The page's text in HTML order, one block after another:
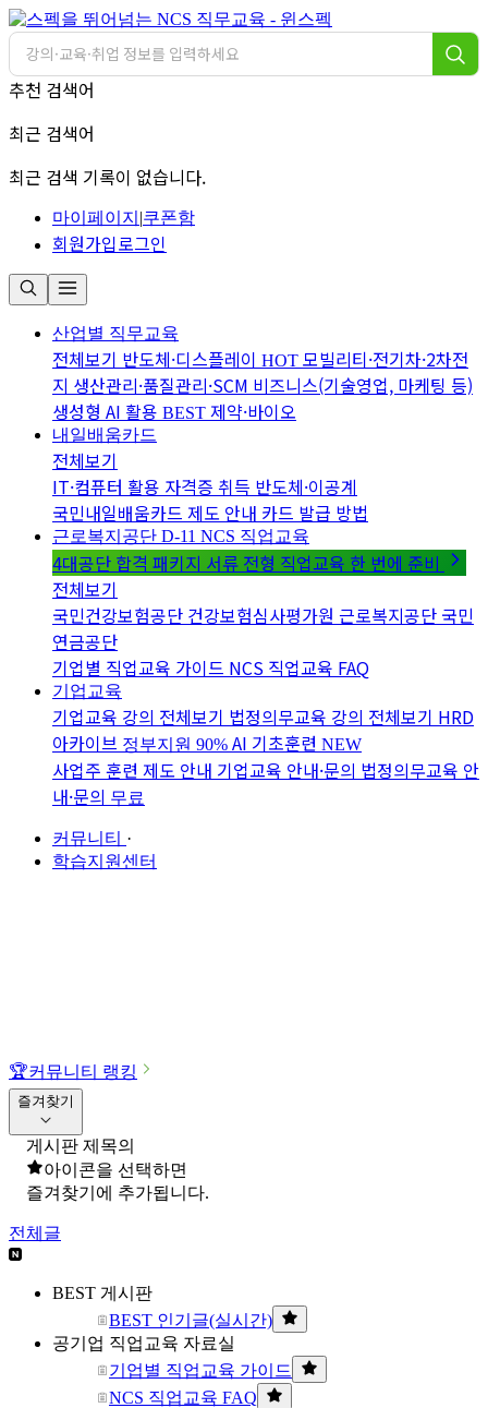
추천 검색어
최근 검색어
최근 검색 기록이 없습니다.
마이페이지 |쿠폰함
회원가입로그인
산업별 직무교육
전체보기 반도체·디스플레이 HOT 모빌리티·전기차·2차전
지 생산관리·품질관리·SCM 비즈니스(기술영업, 마케팅 등)
생성형 AI 활용 BEST 제약·바이오
내일배움카드
전체보기
IT·컴퓨터 활용 자격증 취득 반도체·이공계
국민내일배움카드 제도 안내 카드 발급 방법
근로복지공단 D-11 NCS 직업교육
4대공단 합격 패키지 서류 전형 직업교육 한 번에 준비
전체보기
국민건강보험공단 건강보험심사평가원 근로복지공단 국민
연금공단
기업별 직업교육 가이드 NCS 직업교육 FAQ
기업교육
기업교육 강의 전체보기 법정의무교육 강의 전체보기 HRD
아카이브 정부지원 90% AI 기초훈련 NEW
사업주 훈련 제도 안내 기업교육 안내·문의 법정의무교육 안
내·문의 무료
커뮤니티 ·
학습지원센터
🏆커뮤니티 랭킹
즐겨찾기
게시판 제목의
아이콘을 선택하면
즐겨찾기에 추가됩니다.
전체글
BEST 게시판
BEST 인기글(실시간)
공기업 직업교육 자료실
기업별 직업교육 가이드
NCS 직업교육 FAQ